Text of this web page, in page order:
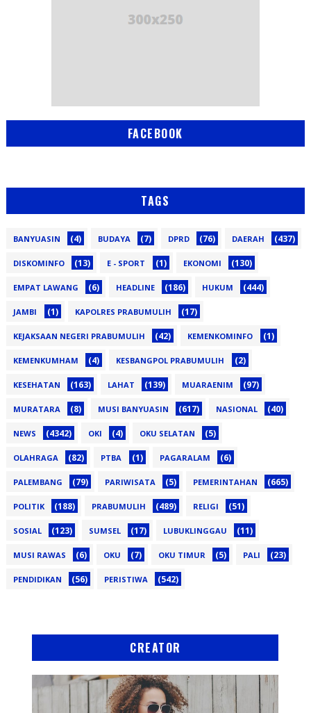
FACEBOOK
TAGS
BANYUASIN (4) BUDAYA (7) DPRD (76) DAERAH (437)
DISKOMINFO (13) E - SPORT (1) EKONOMI (130)
EMPAT LAWANG (6) HEADLINE (186) HUKUM (444)
JAMBI (1) KAPOLRES PRABUMULIH (17)
KEJAKSAAN NEGERI PRABUMULIH (42) KEMENKOMINFO (1)
KEMENKUMHAM (4) KESBANGPOL PRABUMULIH (2)
KESEHATAN (163) LAHAT (139) MUARAENIM (97)
MURATARA (8) MUSI BANYUASIN (617) NASIONAL (40)
NEWS (4342) OKI (4) OKU SELATAN (5)
OLAHRAGA (82) PTBA (1) PAGARALAM (6)
PALEMBANG (79) PARIWISATA (5) PEMERINTAHAN (665)
POLITIK (188) PRABUMULIH (489) RELIGI (51)
SOSIAL (123) SUMSEL (17) LUBUKLINGGAU (11)
MUSI RAWAS (6) OKU (7) OKU TIMUR (5) PALI (23)
PENDIDIKAN (56) PERISTIWA (542)
CREATOR